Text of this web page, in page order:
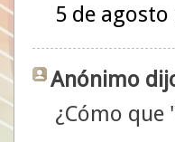
5 de agosto
Anónimo
¿Cómo que